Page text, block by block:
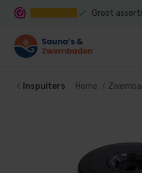
Groot
Inspuiters Home